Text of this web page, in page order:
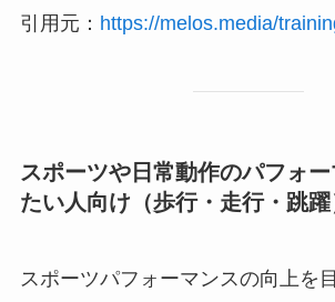
引用元： https://melos.media/
スポーツや日常動作のパフォ
たい人向け（歩行・走行・跳躍
スポーツパフォーマンスの向上を